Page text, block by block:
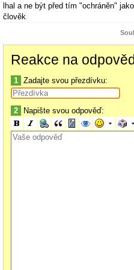
lhal a ne být před tím "ochráněn"
člověk
Reakce na
1 Zadajte svou přezdívku:
2 Napište svou odpověď: